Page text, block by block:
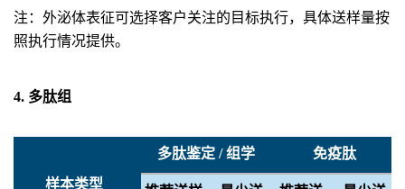
注：外泌体表征可选择客户关注的目标执行，具体送样量按
照执行情况提供。
4. 多肽组
样本类型
多肽鉴定 / 组学 免疫肽